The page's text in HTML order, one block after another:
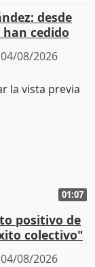
desde
han cedido
04/08/2026
01:07
positivo de
colectivo"
04/08/2026